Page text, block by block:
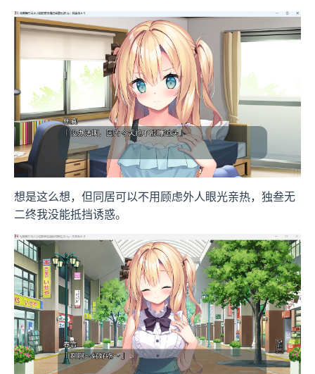
想是这么想，但同居可以不用顾虑外人眼光亲热，独叁无
二终我没能抵挡诱惑。